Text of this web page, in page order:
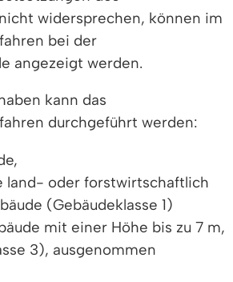
widersprechen, können im
bei der
angezeigt werden.
kann das
durchgeführt werden:
land- oder forstwirtschaftlich
(Gebäudeklasse 1)
mit einer Höhe bis zu 7 m,
3), ausgenommen